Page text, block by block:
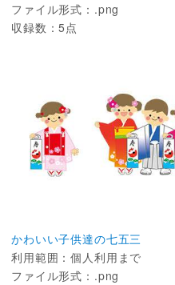
ファイル形式：.png
収録数：5点
かわいい子供達の七五三
利用範囲：個人利用まで
ファイル形式：.png